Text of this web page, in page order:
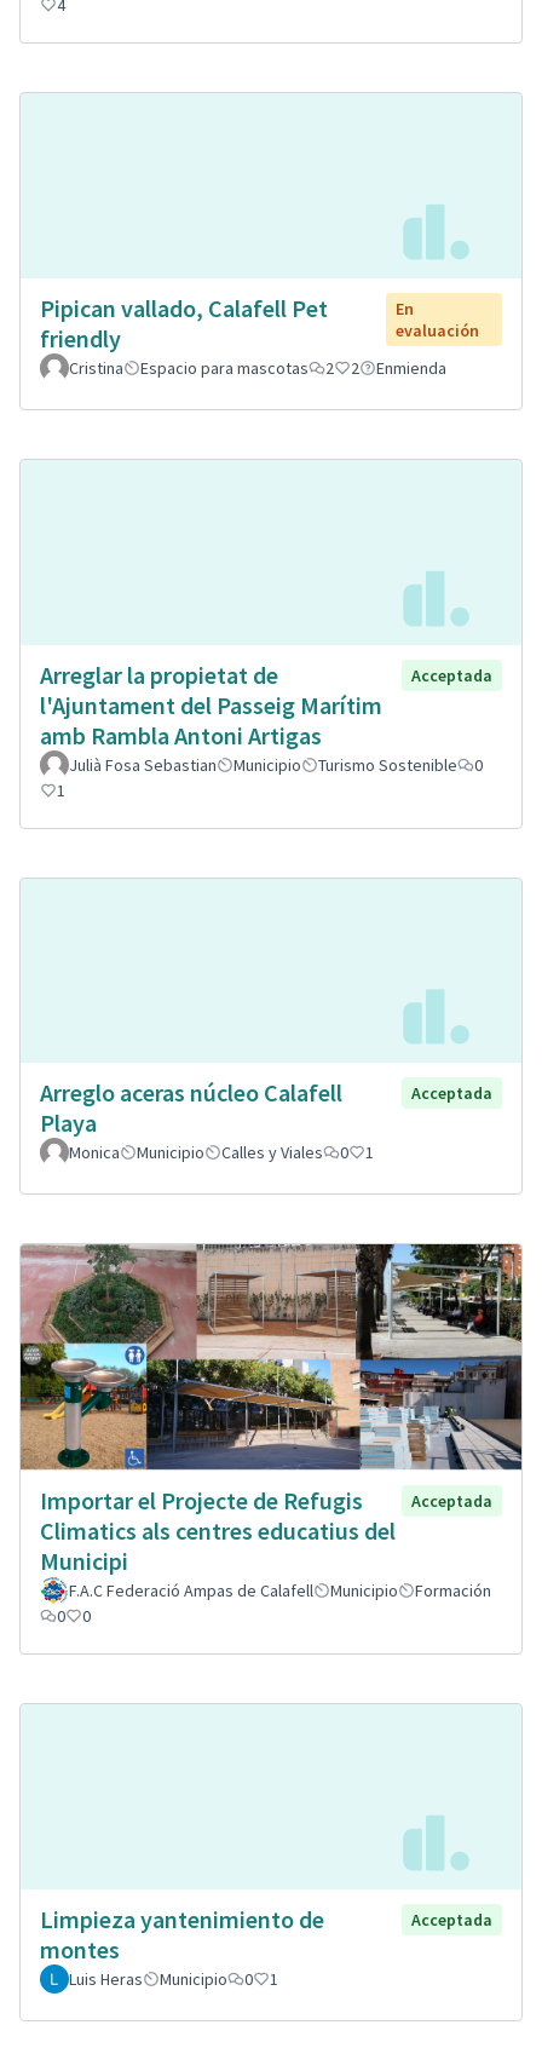
4
Pipican vallado, Calafell Pet
friendly
En
evaluación
Cristina
Espacio para mascotas 2 2 Enmienda
Arreglar la propietat de
l'Ajuntament del Passeig Marítim
amb Rambla Antoni Artigas
Acceptada
Julià Fosa Sebastian Municipio Turismo Sostenible
0
1
Arreglo aceras núcleo Calafell
Playa
Acceptada
Monica Municipio Calles y Viales 0 1
Importar el Projecte de Refugis
Climatics als centres educatius del
Municipi
Acceptada
F.A.C Federació Ampas de Calafell Municipio
Formación
0
0
Limpieza yantenimiento de
montes
Acceptada
Luis Heras Municipio 0 1